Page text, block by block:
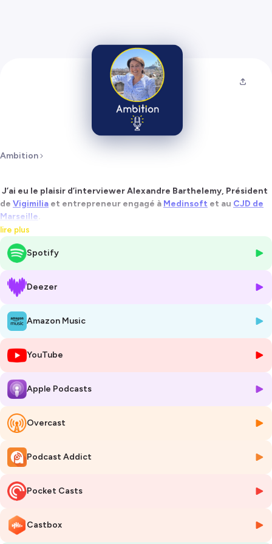
Ambition
J’ai eu le plaisir d’interviewer Alexandre Barthelemy, Président
de Vigimilia et entrepreneur engagé à Medinsoft et au CJD de
Marseille
Depuis toujours, il a vu ses parents entrepreneurs s’investir dans leur
entreprise et s’engager donc il ne se voyait pas autrement et ne s’est
Alexandre s’implique pour le développement économique local sur la
dirigeants d’entreprise tels que Medinsoft ou encore le CJD Marseille.
Ce qui l’anime c’est fédérer et créer des synergies, d’ailleurs il pilote
l’organisation du
l’année. Cet événement unique rassemble les acteurs économiques du
territoire pour une soirée festive alliant rencontres, business et
animations.
C’est précieux de partager ce moment privilégié avec un acteur
économique local et j’ai plaisir à vous partager ce témoignage
authentique.
Découvrez vite notre nouvel épisode que je vous promets inspirant et
Hâte que vous l’écoutiez et encore plus hâte d’avoir vos réactions en
Ce podcast sur votre plateforme
lire plus
Spotify
Deezer
Amazon Music
YouTube
Apple Podcasts
Overcast
Podcast Addict
Pocket Casts
Castbox